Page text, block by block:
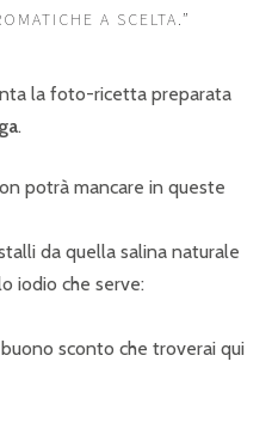
A SCELTA.”
la foto-ricetta preparata
.
potrà mancare in queste
da quella salina naturale
iodio che serve:
sconto che troverai qui